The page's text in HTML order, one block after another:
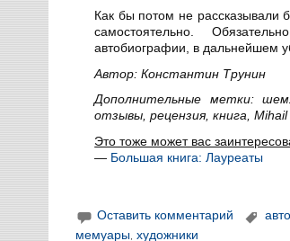
Как бы потом не
самостоятельно.
автобиографии, в дальнейшем
Автор: Константин Трунин
Дополнительные метки:
отзывы, рецензия, книга,
Это тоже может вас
— Большая книга: Лауреаты
Оставить комментарий
мемуары ,художники